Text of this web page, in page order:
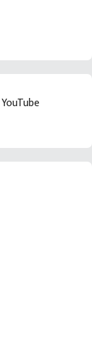
YouTube